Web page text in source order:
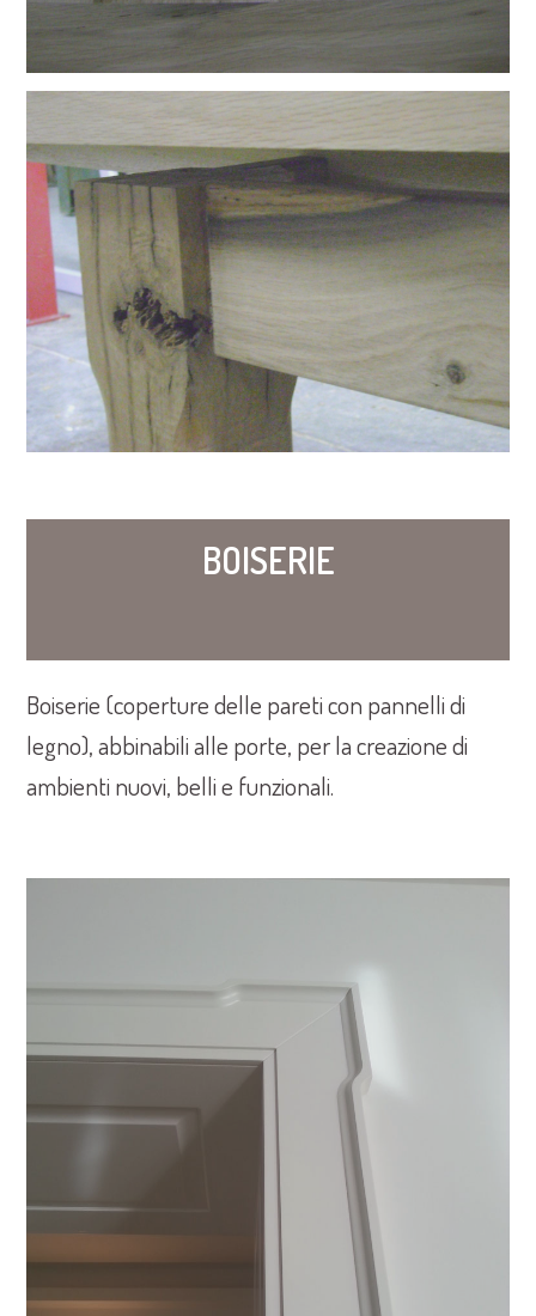
BOISERIE
Boiserie (coperture delle pareti con pannelli di
legno), abbinabili alle porte, per la creazione di
ambienti nuovi, belli e funzionali.